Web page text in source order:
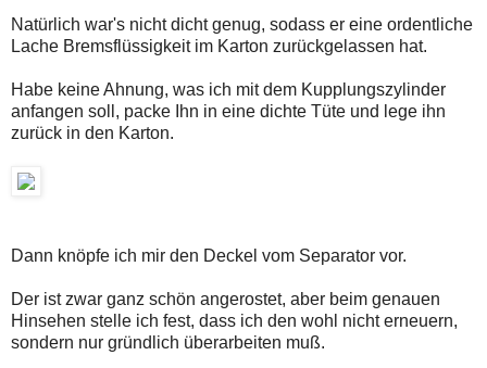
Natürlich war's nicht dicht genug, sodass er eine ordentliche
Lache Bremsflüssigkeit im Karton zurückgelassen hat.
Habe keine Ahnung, was ich mit dem Kupplungszylinder
anfangen soll, packe Ihn in eine dichte Tüte und lege ihn
zurück in den Karton.
Dann knöpfe ich mir den Deckel vom Separator vor.
Der ist zwar ganz schön angerostet, aber beim genauen
Hinsehen stelle ich fest, dass ich den wohl nicht erneuern,
sondern nur gründlich überarbeiten muß.